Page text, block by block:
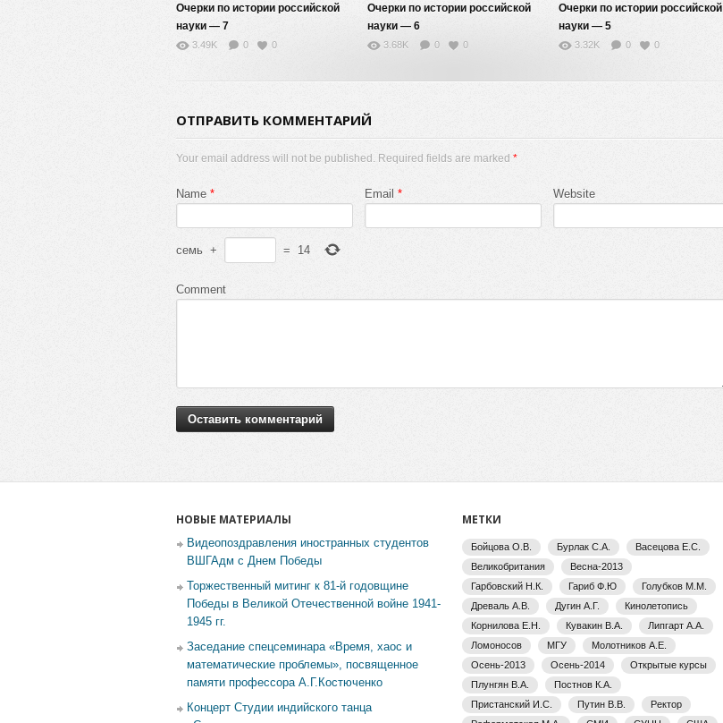
Очерки по истории российской
науки — 7
3.49K 0 0
Очерки по истории российской
науки — 6
3.68K 0 0
Очерки по истории российской
науки — 5
3.32K 0 0
ОТПРАВИТЬ КОММЕНТАРИЙ
Your email address will not be published. Required fields are marked *
Name * Email * Website
семь + = 14
Comment
НОВЫЕ МАТЕРИАЛЫ
Видеопоздравления иностранных студентов
ВШГАдм с Днем Победы
Торжественный митинг к 81-й годовщине
Победы в Великой Отечественной войне 1941-
1945 гг.
Заседание спецсеминара «Время, хаос и
математические проблемы», посвященное
памяти профессора А.Г.Костюченко
Концерт Студии индийского танца
МЕТКИ
Бойцова О.В. Бурлак С.А.
Васецова Е.С.
Великобритания
Весна-2013
Гарбовский Н.К.
Гариб Ф.Ю
Голубков М.М.
Древаль А.В.
Дугин А.Г.
Кинолетопись
Корнилова Е.Н.
Кувакин В.А.
Липгарт А.А.
Ломоносов
МГУ
Молотников А.Е.
Осень-2013
Осень-2014
Открытые курсы
Плунгян В.А.
Постнов К.А.
Пристанский И.С.
Путин В.В.
Ректор